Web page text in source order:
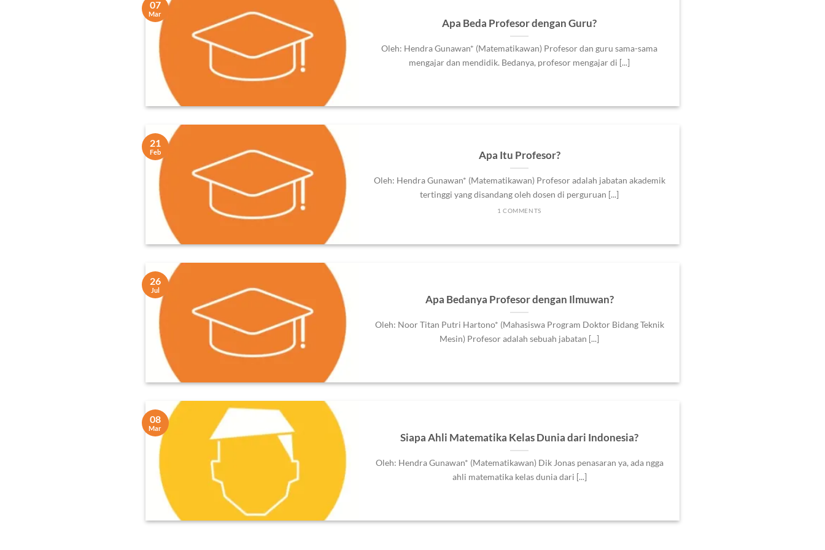
Apa Beda Profesor dengan Guru?
Oleh: Hendra Gunawan* (Matematikawan) Profesor dan guru sama-sama
mengajar dan mendidik. Bedanya, profesor mengajar di [...]
07
Mar
Apa Itu Profesor?
Oleh: Hendra Gunawan* (Matematikawan) Profesor adalah jabatan akademik
tertinggi yang disandang oleh dosen di perguruan [...]
1 COMMENTS
21
Feb
Apa Bedanya Profesor dengan Ilmuwan?
Oleh: Noor Titan Putri Hartono* (Mahasiswa Program Doktor Bidang Teknik
Mesin) Profesor adalah sebuah jabatan [...]
26
Jul
Siapa Ahli Matematika Kelas Dunia dari Indonesia?
Oleh: Hendra Gunawan* (Matematikawan) Dik Jonas penasaran ya, ada ngga
ahli matematika kelas dunia dari [...]
08
Mar